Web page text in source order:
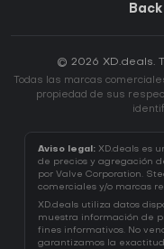
© 2026 XD.deals.
Todas las marcas
propiedad de sus
Aviso legal: XD.deals es
de precios y agregación
por Valve Corporation.
comerciales y/o marcas
XD.deals utiliza datos
muestra información de
fines informativos. No
garantizamos la